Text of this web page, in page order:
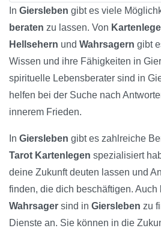
In Giersleben gibt es viele
beraten zu lassen. Von
Hellsehern und Wahrsagern gibt
Wissen und ihre Fähigkeiten in
spirituelle Lebensberater sind in
helfen bei der Suche nach
innerem Frieden.
In Giersleben gibt es zahlreiche
Tarot Kartenlegen spezialisiert
deine Zukunft deuten lassen und
finden, die dich beschäftigen. Auch
Wahrsager sind in Giersleben zu
Dienste an. Sie können in die